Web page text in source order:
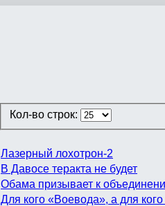
Кол-во строк:
Лазерный лохотрон-2
В Давосе теракта не будет
Обама призывает к
Для кого «Воевода», а для